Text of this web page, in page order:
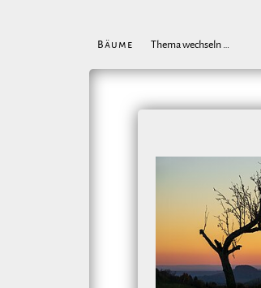
Bäume Thema wechseln …